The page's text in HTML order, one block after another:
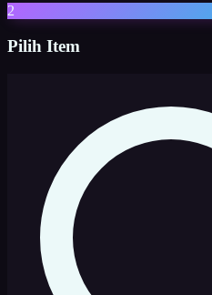
2
Pilih Item